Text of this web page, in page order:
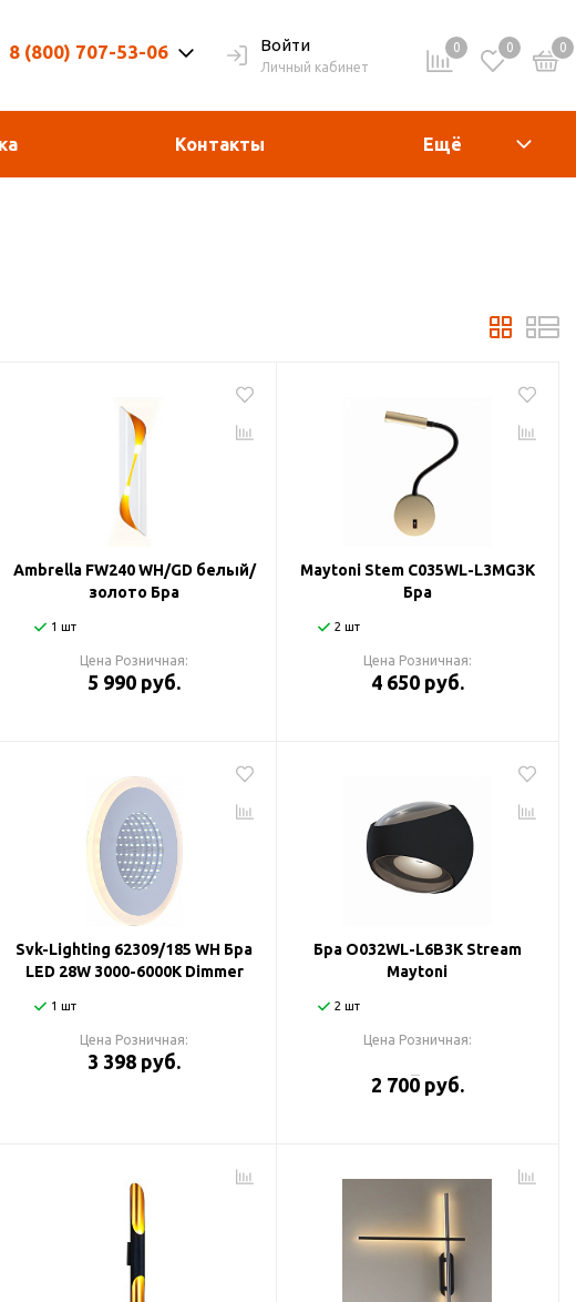
8 (800) 707-53-06 Войти
Личный кабинет
0 0 0
Контакты Ещё
Ambrella FW240 WH/GD белый/
золото Бра
1 шт
Цена Розничная:
5 990 руб.
Maytoni Stem C035WL-L3MG3K
Бра
2 шт
Цена Розничная:
4 650 руб.
Svk-Lighting 62309/185 WH Бра
LED 28W 3000-6000K Dimmer
1 шт
Цена Розничная:
3 398 руб.
Бра O032WL-L6B3K Stream
Maytoni
2 шт
Цена Розничная:
2 700 руб.